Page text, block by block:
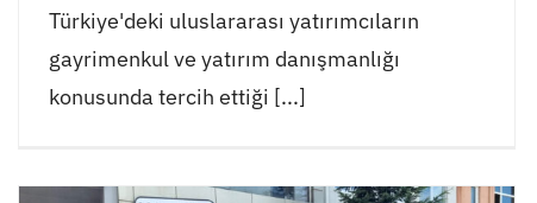
Türkiye'deki uluslararası yatırımcıların
gayrimenkul ve yatırım danışmanlığı
konusunda tercih ettiği [...]